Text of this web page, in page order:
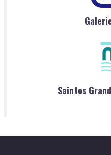
Saintes